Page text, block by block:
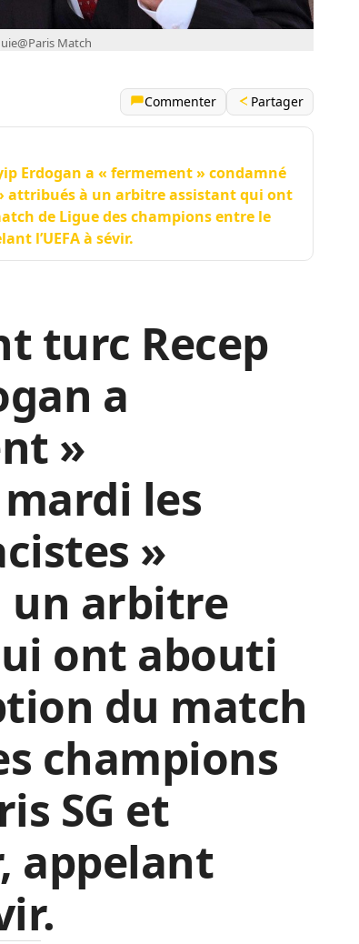
Match
Commenter Partager
Erdogan a « fermement » condamné
attribués à un arbitre assistant qui ont
de Ligue des champions entre le
l’UEFA à sévir.
turc Recep
a
»
les
»
un arbitre
ont abouti
du match
champions
SG et
appelant